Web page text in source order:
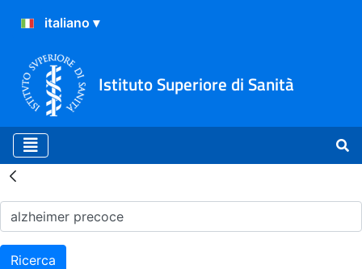
Istituto Superiore di Sanità
Risultati della Ricerca -
Ricerca